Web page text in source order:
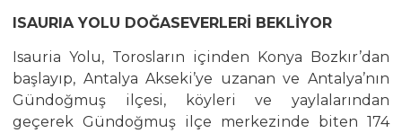
ISAURIA YOLU DOĞASEVERLERİ BEKLİYOR
Isauria Yolu, Torosların içinden Konya Bozkır’dan
başlayıp, Antalya Akseki’ye uzanan ve Antalya’nın
Gündoğmuş ilçesi, köyleri ve yaylalarından
geçerek Gündoğmuş ilçe merkezinde biten 174